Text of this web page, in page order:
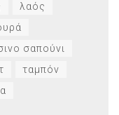
λαός
σαπούνι
ταμπόν